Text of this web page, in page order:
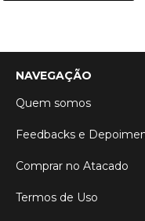
NAVEGAÇÃO
Quem somos
Feedbacks e
Comprar no Atacado
Termos de Uso